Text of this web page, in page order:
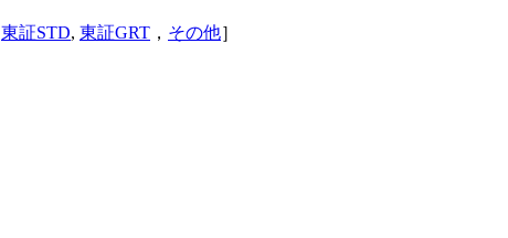
東証STD, 東証GRT ， その他］